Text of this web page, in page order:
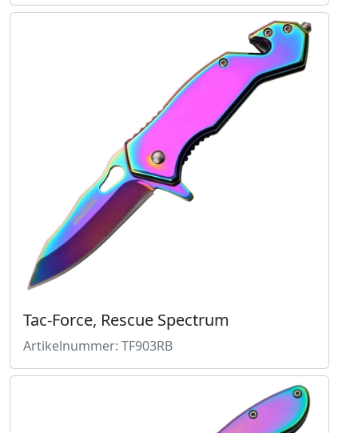
Tac-Force, Rescue Spectrum
Artikelnummer: TF903RB